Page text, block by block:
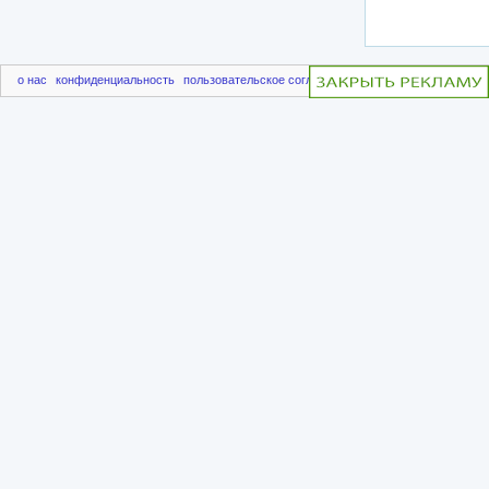
о нас конфиденциальность пользовательское соглашение чаво пригласить